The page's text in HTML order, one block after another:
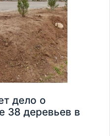
дело о
38 деревьев в